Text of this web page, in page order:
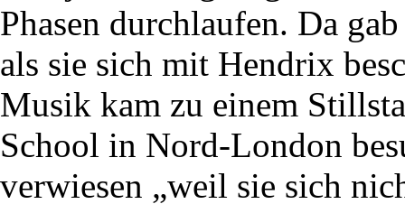
Phasen durchlaufen. Da
als sie sich mit Hendrix
Musik kam zu einem
School in Nord-London
verwiesen „weil sie sich